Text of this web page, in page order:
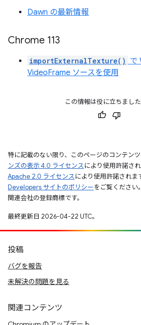
Dawn の最新情報
Chrome 113
importExternalTexture() で
VideoFrame ソースを使用
この情報は役に立ちまし
特に記載のない限り、このページのコンテン
ンズの表示 4.0 ライセンスにより使用許諾さ
Apache 2.0 ライセンスにより使用許諾されま
Developers サイトのポリシーをご覧くださ
関連会社の登録商標です。
最終更新日 2026-04-22 UTC。
投稿
バグを報告
未解決の問題を見る
関連コンテンツ